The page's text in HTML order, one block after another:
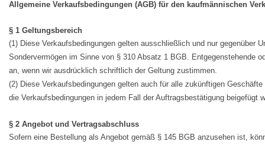
Allgemeine Verkaufsbedingungen (AGB) für den kaufmännischen
§ 1 Geltungsbereich
(1) Diese Verkaufsbedingungen gelten ausschließlich und nur gegenüber
Sondervermögen im Sinne von § 310 Absatz 1 BGB. Entgegenstehende
an, wenn wir ausdrücklich schriftlich der Geltung zustimmen.
(2) Diese Verkaufsbedingungen gelten auch für alle zukünftigen
die Verkaufsbedingungen in jedem Fall der Auftragsbestätigung beigefügt
§ 2 Angebot und Vertragsabschluss
Sofern eine Bestellung als Angebot gemäß § 145 BGB anzusehen ist,